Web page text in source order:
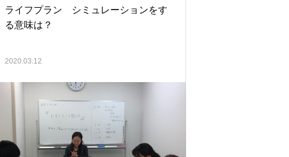
ライフプラン シミュレーションをす
る意味は？
2020.03.12